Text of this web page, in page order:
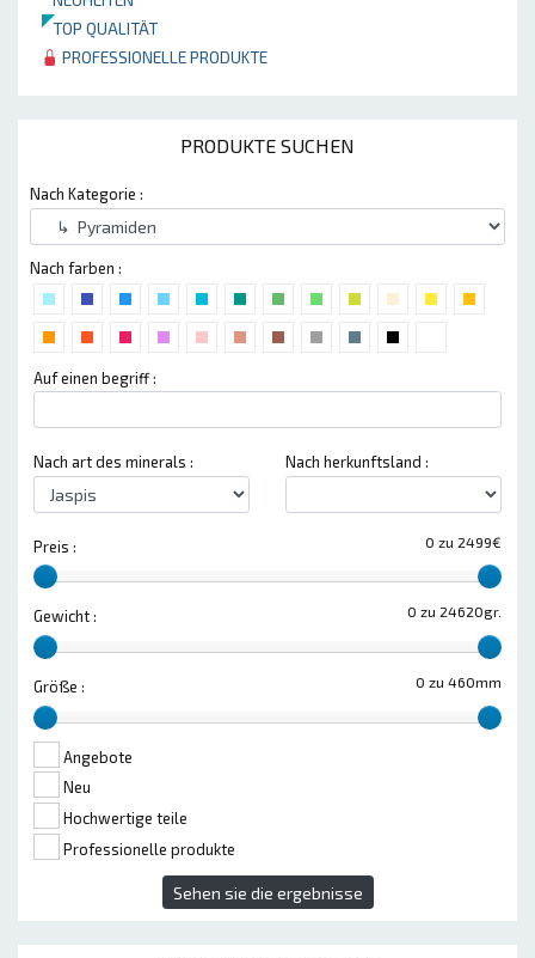
TOP QUALITÄT
PROFESSIONELLE PRODUKTE
PRODUKTE SUCHEN
Nach Kategorie :
Nach farben :
Auf einen begriff :
Nach art des minerals : Nach herkunftsland :
0 zu 2499€
Preis :
0 zu 24620gr.
Gewicht :
0 zu 460mm
Größe :
Angebote
Neu
Hochwertige teile
Professionelle produkte
Sehen sie die ergebnisse